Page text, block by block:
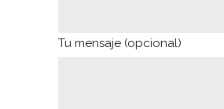
Tu mensaje (opcional)